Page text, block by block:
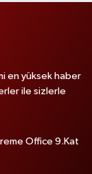
en yüksek haber
ile sizlerle
Office 9.Kat